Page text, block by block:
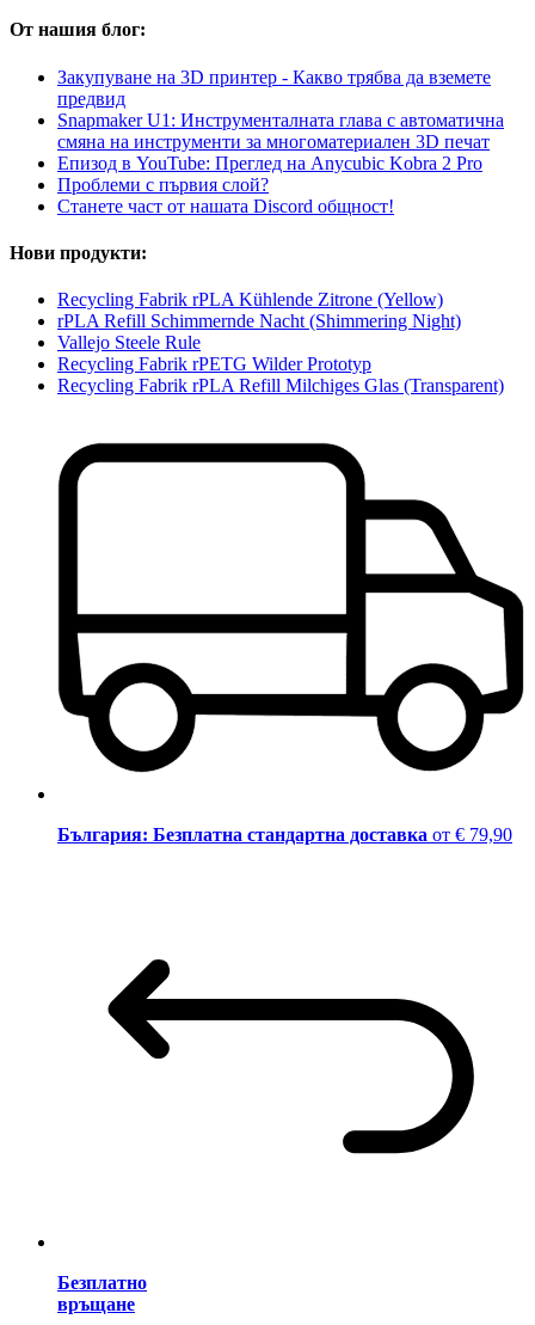
От нашия блог:
Закупуване на 3D принтер - Какво трябва да вземете
предвид
Snapmaker U1: Инструменталната глава с автоматична
смяна на инструменти за многоматериален 3D печат
Епизод в YouTube: Преглед на Anycubic Kobra 2 Pro
Проблеми с първия слой?
Станете част от нашата Discord общност!
Нови продукти:
Recycling Fabrik rPLA Kühlende Zitrone (Yellow)
rPLA Refill Schimmernde Nacht (Shimmering Night)
Vallejo Steele Rule
Recycling Fabrik rPETG Wilder Prototyp
Recycling Fabrik rPLA Refill Milchiges Glas (Transparent)
България: Безплатна стандартна доставка от € 79,90
Безплатно
връщане